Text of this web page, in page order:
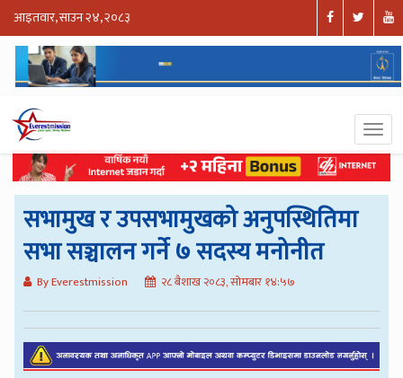
आइतवार, साउन २४, २०८३
सभामुख र उपसभामुखको अनुपस्थितिमा
सभा सञ्चालन गर्ने ७ सदस्य मनोनीत
By Everestmission २८ बैशाख २०८३, सोमबार १४:५७